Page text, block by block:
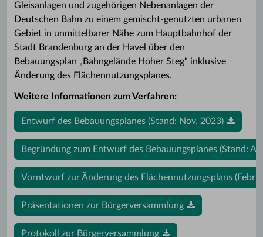
Gleisanlagen und zugehörigen Nebenanlagen der
Deutschen Bahn zu einem gemischt-genutzten urbanen
Gebiet in unmittelbarer Nähe zum Hauptbahnhof der
Stadt Brandenburg an der Havel über den
Bebauungsplan „Bahngelände Hoher Steg“ inklusive
Änderung des Flächennutzungsplanes.
Weitere Informationen zum Verfahren:
Entwurf des Bebauungsplanes (Stand: Nov. 2023)
Begründung zum Entwurf des Bebauungsplanes (Stand:
Vorntwurf zur Änderung des Flächennutzungsplans
Präsentationen zur Bürgerversammlung
Protokoll zur Bürgerversammlung